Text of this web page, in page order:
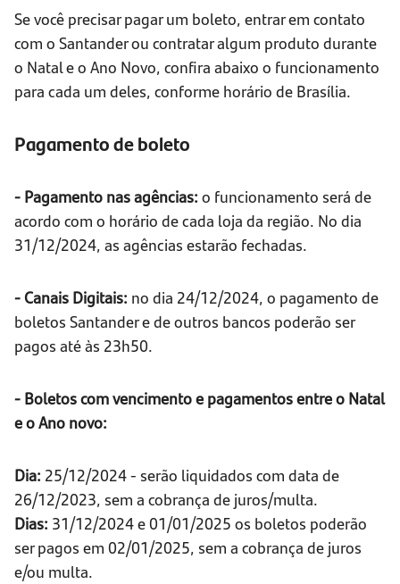
Se você precisar pagar um boleto, entrar em contato
com o Santander ou contratar algum produto durante
o Natal e o Ano Novo, confira abaixo o funcionamento
para cada um deles, conforme horário de Brasília.
Pagamento de boleto
- Pagamento nas agências: o funcionamento será de
acordo com o horário de cada loja da região. No dia
31/12/2024, as agências estarão fechadas.
- Canais Digitais: no dia 24/12/2024, o pagamento de
boletos Santander e de outros bancos poderão ser
pagos até às 23h50.
- Boletos com vencimento e pagamentos entre o Natal
e o Ano novo:
Dia: 25/12/2024 - serão liquidados com data de
26/12/2023, sem a cobrança de juros/multa.
Dias: 31/12/2024 e 01/01/2025 os boletos poderão
ser pagos em 02/01/2025, sem a cobrança de juros
e/ou multa.